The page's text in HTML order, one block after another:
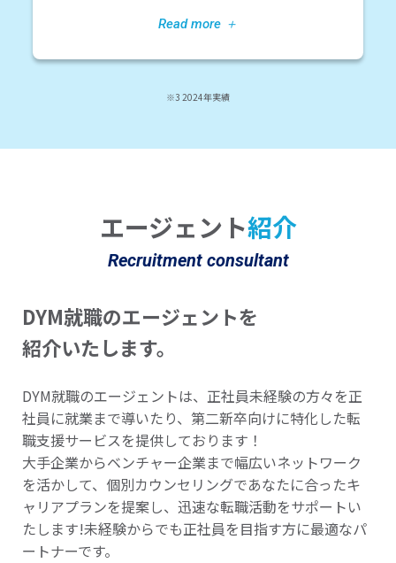
※3 2024年実績
エージェント紹介
Recruitment consultant
DYM就職のエージェントを
紹介いたします。
DYM就職のエージェントは、正社員未経験の方々を正
社員に就業まで導いたり、第二新卒向けに特化した転
職支援サービスを提供しております！
大手企業からベンチャー企業まで幅広いネットワーク
を活かして、個別カウンセリングであなたに合ったキ
ャリアプランを提案し、迅速な転職活動をサポートい
たします!未経験からでも正社員を目指す方に最適なパ
ートナーです。